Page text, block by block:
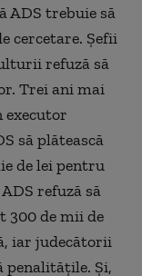
ADS trebuie să
cercetare. Șefii
refuză să
Trei ani mai
executor
să plătească
de lei pentru
refuză să
300 de mii de
iar judecătorii
penalitățile. Și,